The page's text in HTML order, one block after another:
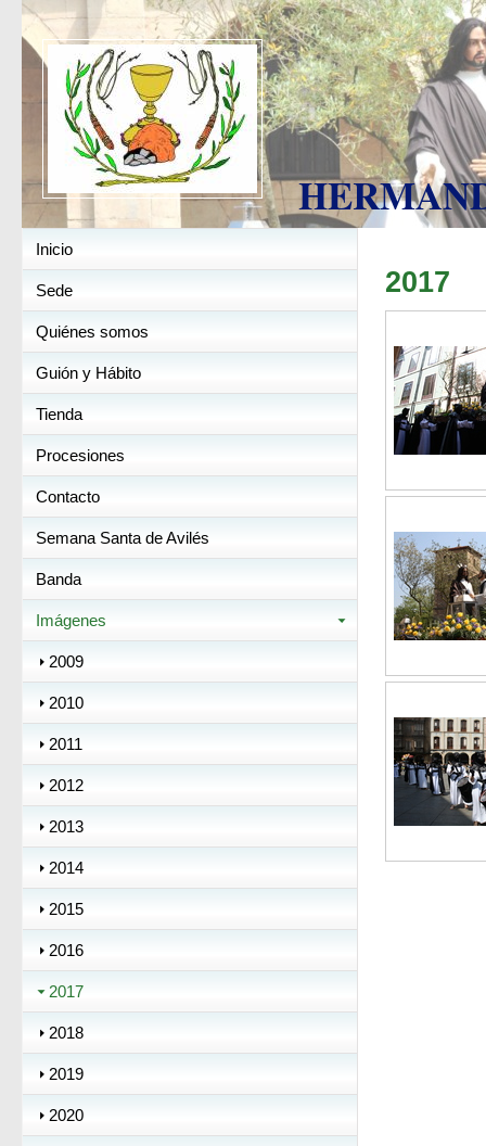
Inicio
Sede
Quiénes somos
Guión y Hábito
Tienda
Procesiones
Contacto
Semana Santa de Avilés
Banda
Imágenes
2009
2010
2011
2012
2013
2014
2015
2016
2017
2018
2019
2020
2017